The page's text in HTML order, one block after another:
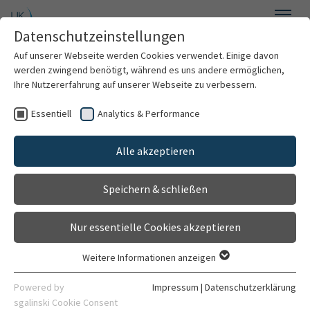
Zum Hauptinhalt springen
Willkommen
Über uns
Für Patienten
Für Ärzte
Neurochirurgie
Datenschutzeinstellungen
Auf unserer Webseite werden Cookies verwendet. Einige davon
werden zwingend benötigt, während es uns andere ermöglichen,
Ihre Nutzererfahrung auf unserer Webseite zu verbessern.
Essentiell Analytics & Performance
Alle akzeptieren
Speichern & schließen
Nur essentielle Cookies akzeptieren
Essentielle Cookies werden für grundlegende Funktionen der
Webseite benötigt. Dadurch ist gewährleistet, dass die
Weitere Informationen anzeigen
Powered by
sgalinski Cookie Consent
Impressum | Datenschutzerklärung